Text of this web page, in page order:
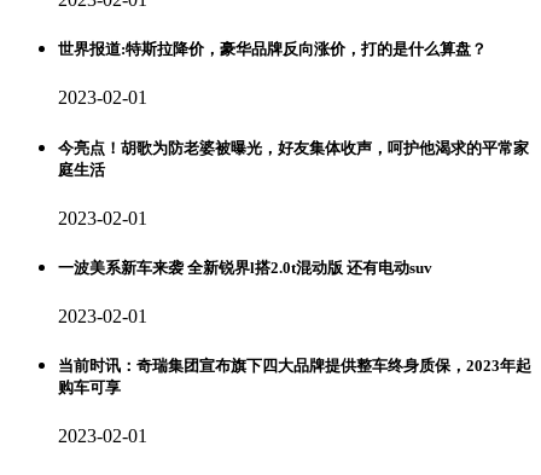
世界报道:特斯拉降价，豪华品牌反向涨价，打的是什么算盘？
2023-02-01
今亮点！胡歌为防老婆被曝光，好友集体收声，呵护他渴求的平常家
庭生活
2023-02-01
一波美系新车来袭 全新锐界l搭2.0t混动版 还有电动suv
2023-02-01
当前时讯：奇瑞集团宣布旗下四大品牌提供整车终身质保，2023年起
购车可享
2023-02-01